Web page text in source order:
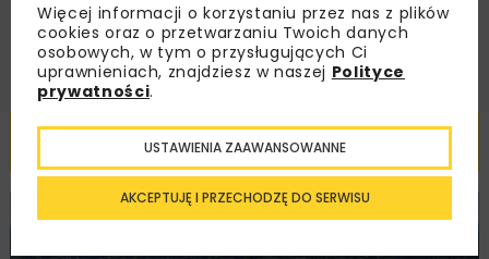
ZAPISZ MNIE
Powiązane artykuły
KOLEJ WIADOMOŚCI INWESTYCJE
Więcej informacji o korzystaniu przez nas z plików
cookies oraz o przetwarzaniu Twoich danych
osobowych, w tym o przysługujących Ci
uprawnieniach, znajdziesz w naszej Polityce
prywatności.
AKCEPTUJĘ I PRZECHODZĘ DO SERWISU
USTAWIENIA ZAAWANSOWANNE